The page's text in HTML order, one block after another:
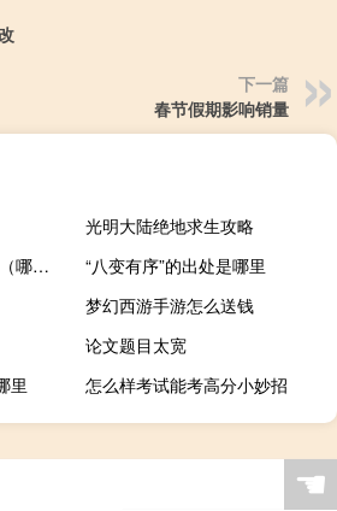
下一篇
春节假期影响销量
光明大陆绝地求生攻略
哪吒之魔童降世铅笔画（哪吒之魔童降世铅笔画）
“八变有序”的出处是哪里
梦幻西游手游怎么送钱
论文题目太宽
里
怎么样考试能考高分小妙招
☚